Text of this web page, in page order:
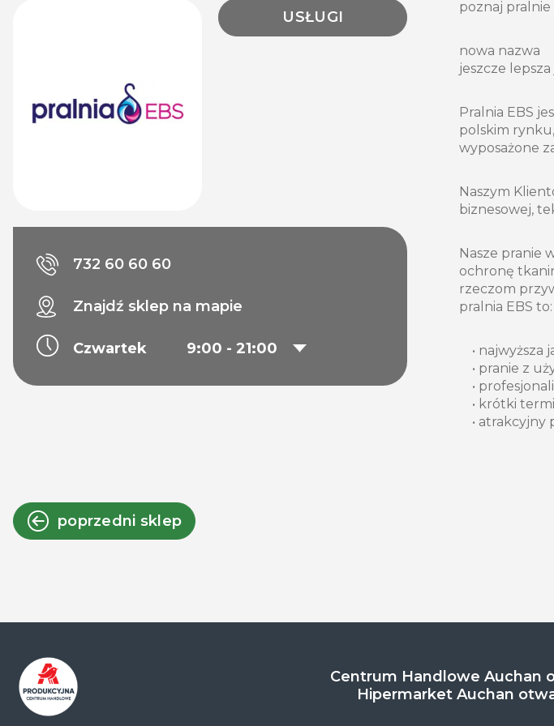
USŁUGI
732 60 60 60
Znajdź sklep na mapie
Czwartek 9:00 - 21:00
poznaj pralnie
nowa nazwa
jeszcze
Pralnia EBS
polskim
wyposażone
Naszym
biznesowej,
Nasze pranie
ochronę
rzeczom
pralnia EBS to:
• najwyższa
• pranie z
•
• krótki
• atrakcyjny
poprzedni sklep
Centrum Handlowe Auchan
Hipermarket Auchan